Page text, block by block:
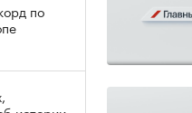
по